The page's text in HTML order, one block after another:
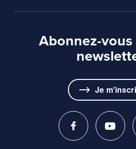
Abonnez-
Je